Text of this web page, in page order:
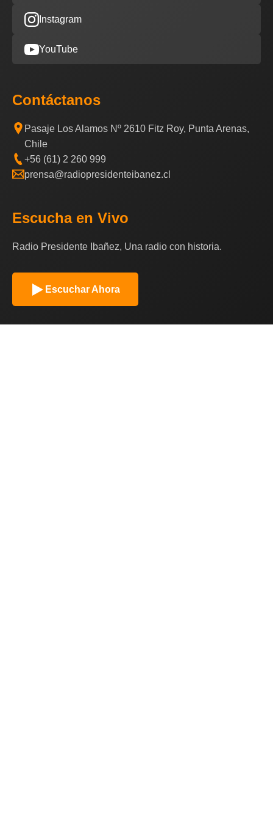
Instagram
YouTube
Contáctanos
Pasaje Los Alamos Nº 2610 Fitz Roy, Punta Arenas,
Chile
+56 (61) 2 260 999
prensa@radiopresidenteibanez.cl
Escucha en Vivo
Radio Presidente Ibañez, Una radio con historia.
Escuchar Ahora